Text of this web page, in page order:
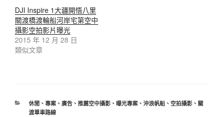
DJI Inspire 1大疆開悟八里
關渡橋渡輪船河岸宅第空中
攝影空拍影片曝光
2015 年 12 月 28 日
類似文章
休閒 、 專案、 廣告、 推薦空中攝影、 曝光專案、 沖浪帆船、 空拍攝影、 關
渡單車路線